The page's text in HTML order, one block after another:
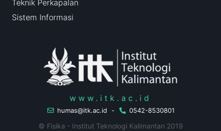
Teknik Perkapalan
Sistem Informasi
www.itk.ac.id
humas@itk.ac.id - 0542-8530801
© Fisika - Institut Teknologi Kalimantan 2019